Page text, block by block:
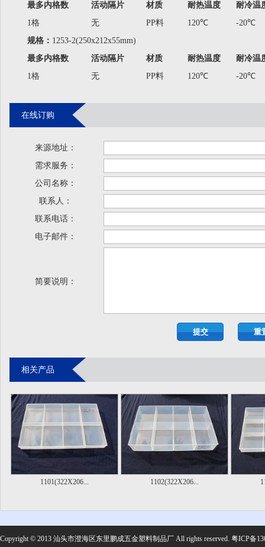
最多内格数
活动隔片 材质 耐热温度
耐冷温
1格
无 PP料 120℃
-20℃
规格： 1253-2(250x212x55mm)
最多内格数
活动隔片 材质 耐热温度
耐冷温
1格
无 PP料 120℃ -20℃
在线订购
来源地址：
需求服务：
公司名称：
联系人：
联系电话：
电子邮件：
简要说明：
相关产品
1101(322X206... 1102(322X206...
Copyright © 2013 汕头市澄海区东里鹏成五金塑料制品厂 All rights reserved. 粤ICP备